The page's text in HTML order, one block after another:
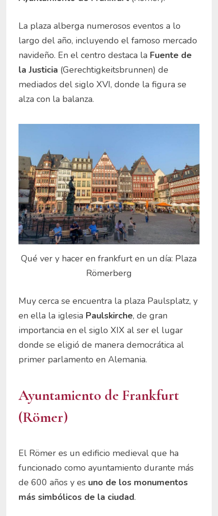
La plaza alberga numerosos eventos a lo
largo del año, incluyendo el famoso mercado
navideño. En el centro destaca la Fuente de
la Justicia (Gerechtigkeitsbrunnen) de
mediados del siglo XVI, donde la figura se
alza con la balanza.
Qué ver y hacer en frankfurt en un día: Plaza
Römerberg
Muy cerca se encuentra la plaza Paulsplatz, y
en ella la iglesia Paulskirche, de gran
importancia en el siglo XIX al ser el lugar
donde se eligió de manera democrática al
primer parlamento en Alemania.
Ayuntamiento de Frankfurt
(Römer)
El Römer es un edificio medieval que ha
funcionado como ayuntamiento durante más
de 600 años y es uno de los monumentos
más simbólicos de la ciudad.